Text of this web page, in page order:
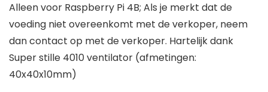
Alleen voor Raspberry Pi 4B; Als je merkt dat de
voeding niet overeenkomt met de verkoper, neem
dan contact op met de verkoper. Hartelijk dank
Super stille 4010 ventilator (afmetingen:
40x40x10mm)